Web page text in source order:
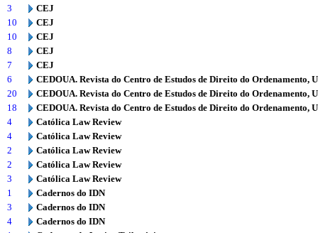
3
CEJ
10
CEJ
10
CEJ
8
CEJ
7
CEJ
6
CEDOUA. Revista do Centro de Estudos de Direito do Ordenamento,
20
CEDOUA. Revista do Centro de Estudos de Direito do Ordenamento,
18
CEDOUA. Revista do Centro de Estudos de Direito do Ordenamento,
4
Católica Law Review
4
Católica Law Review
2
Católica Law Review
2
Católica Law Review
3
Católica Law Review
1
Cadernos do IDN
3
Cadernos do IDN
4
Cadernos do IDN